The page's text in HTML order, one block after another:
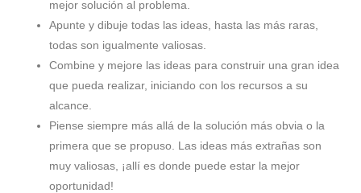
mejor solución al problema.
Apunte y dibuje todas las ideas, hasta las más raras,
todas son igualmente valiosas.
Combine y mejore las ideas para construir una gran idea
que pueda realizar, iniciando con los recursos a su
alcance.
Piense siempre más allá de la solución más obvia o la
primera que se propuso. Las ideas más extrañas son
muy valiosas, ¡allí es donde puede estar la mejor
oportunidad!